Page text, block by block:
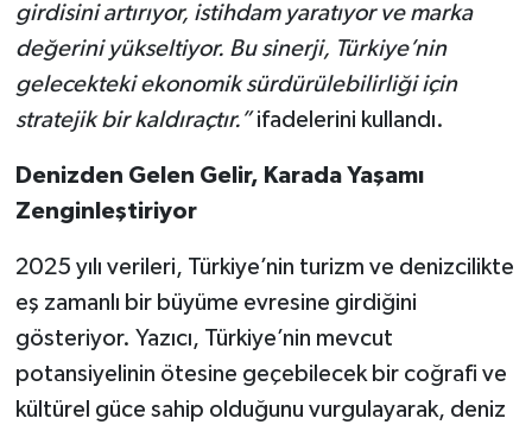
girdisini artırıyor, istihdam yaratıyor ve marka
değerini yükseltiyor. Bu sinerji, Türkiye’nin
gelecekteki ekonomik sürdürülebilirliği için
stratejik bir kaldıraçtır.”ifadelerini kullandı.
Denizden Gelen Gelir, Karada Yaşamı
Zenginleştiriyor
2025 yılı verileri, Türkiye’nin turizm ve denizcilikte
eş zamanlı bir büyüme evresine girdiğini
gösteriyor. Yazıcı, Türkiye’nin mevcut
potansiyelinin ötesine geçebilecek bir coğrafi ve
kültürel güce sahip olduğunu vurgulayarak, deniz